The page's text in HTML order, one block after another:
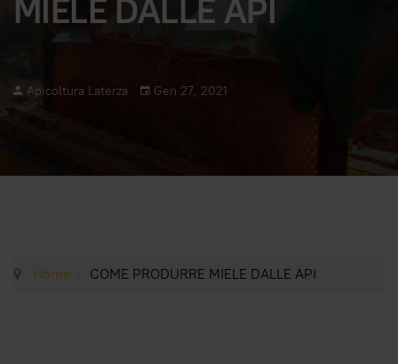
MIELE DALLE API
Apicoltura Laterza Gen 27, 2021
Home COME PRODURRE MIELE DALLE API